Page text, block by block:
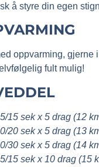
å styre din egen
oppvarming, gjerne
fult mulig!
15 sek x 5 drag (12
20 sek x 5 drag (13
30 sek x 5 drag (14
15 sek x 10 drag (15